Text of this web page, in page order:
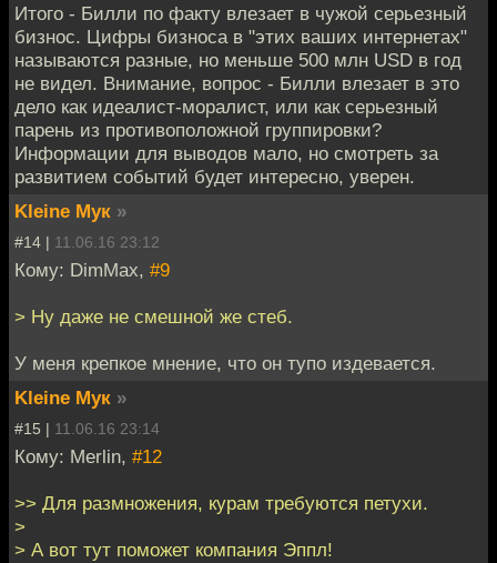
Итого - Билли по факту влезает в чужой серьезный
бизнос. Цифры бизноса в "этих ваших интернетах"
называются разные, но меньше 500 млн USD в год
не видел. Внимание, вопрос - Билли влезает в это
дело как идеалист-моралист, или как серьезный
парень из противоположной группировки?
Информации для выводов мало, но смотреть за
развитием событий будет интересно, уверен.
Kleine Мук »
#14 | 11.06.16 23:12
Кому: DimMax, #9
> Ну даже не смешной же стеб.
У меня крепкое мнение, что он тупо издевается.
Kleine Мук »
#15 | 11.06.16 23:14
Кому: Merlin, #12
>> Для размножения, курам требуются петухи.
>
> А вот тут поможет компания Эппл!